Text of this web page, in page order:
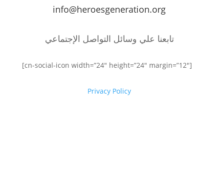
info@heroesgeneration.org
تابعنا علي وسائل التواصل الإجتماعي
[cn-social-icon width=”24″ height=”24″ margin=”12″]
Privacy Policy